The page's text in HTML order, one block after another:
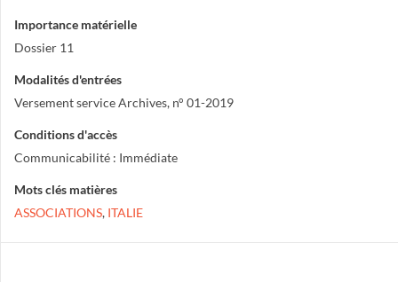
Importance matérielle
Dossier 11
Modalités d'entrées
Versement service Archives, n° 01-2019
Conditions d'accès
Communicabilité : Immédiate
Mots clés matières
ASSOCIATIONS, ITALIE